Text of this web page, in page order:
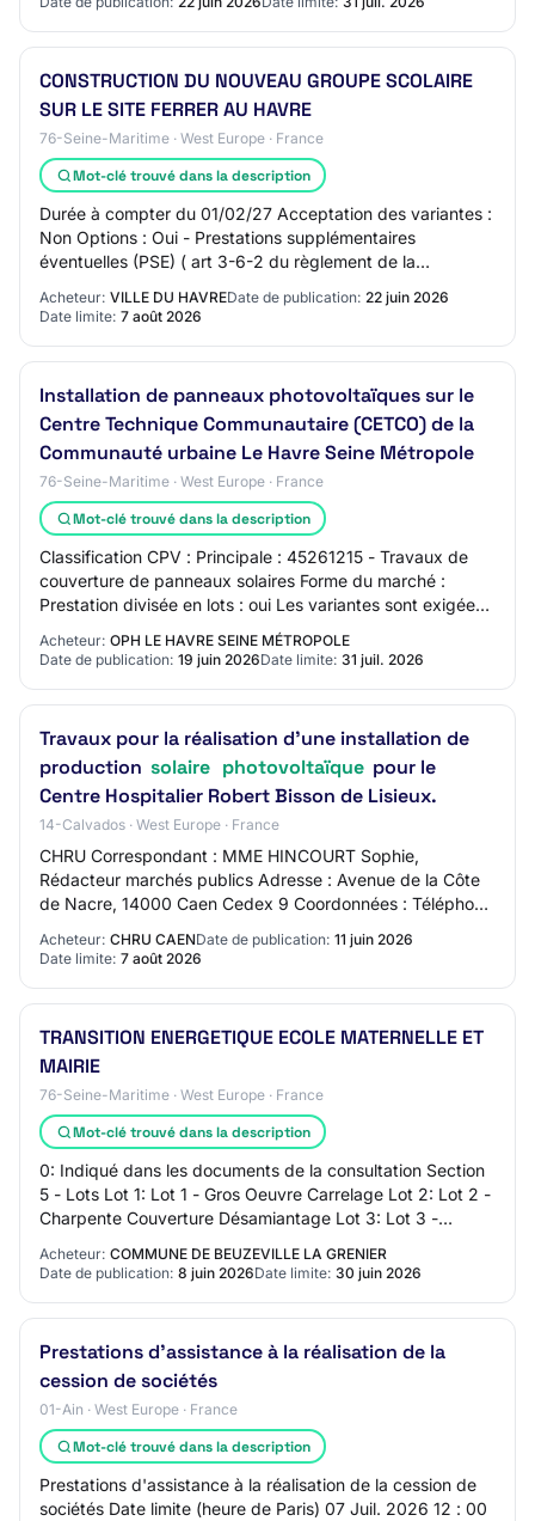
CONSTRUCTION DU NOUVEAU GROUPE SCOLAIRE
SUR LE SITE FERRER AU HAVRE
76-Seine-Maritime · West Europe · France
Mot-clé trouvé dans la description
Durée à compter du 01/02/27 Acceptation des variantes :
Non Options : Oui - Prestations supplémentaires
éventuelles (PSE) ( art 3-6-2 du règlement de la
Acheteur: VILLE DU HAVREDate de publication: 22 juin 2026
Date limite: 7 août 2026
Installation de panneaux photovoltaïques sur le
Centre Technique Communautaire (CETCO) de la
Communauté urbaine Le Havre Seine Métropole
76-Seine-Maritime · West Europe · France
Mot-clé trouvé dans la description
Classification CPV : Principale : 45261215 - Travaux de
couverture de panneaux solaires Forme du marché :
Prestation divisée en lots : oui Les variantes sont exigées
:Oui Lot N° 1 - Terrassement - VR…
Acheteur: OPH LE HAVRE SEINE MÉTROPOLE
Date de publication: 19 juin 2026Date limite: 31 juil. 2026
Travaux pour la réalisation d’une installation de
production solaire photovoltaïque pour le
Centre Hospitalier Robert Bisson de Lisieux.
14-Calvados · West Europe · France
CHRU Correspondant : MME HINCOURT Sophie,
Rédacteur marchés publics Adresse : Avenue de la Côte
de Nacre, 14000 Caen Cedex 9 Coordonnées : Téléphone
Acheteur: CHRU CAENDate de publication: 11 juin 2026
Date limite: 7 août 2026
TRANSITION ENERGETIQUE ECOLE MATERNELLE ET
MAIRIE
76-Seine-Maritime · West Europe · France
Mot-clé trouvé dans la description
0: Indiqué dans les documents de la consultation Section
5 - Lots Lot 1: Lot 1 - Gros Oeuvre Carrelage Lot 2: Lot 2 -
Charpente Couverture Désamiantage Lot 3: Lot 3 -
Acheteur: COMMUNE DE BEUZEVILLE LA GRENIER
Date de publication: 8 juin 2026Date limite: 30 juin 2026
Prestations d'assistance à la réalisation de la
cession de sociétés
01-Ain · West Europe · France
Mot-clé trouvé dans la description
Prestations d'assistance à la réalisation de la cession de
sociétés Date limite (heure de Paris) 07 Juil. 2026 12 : 00